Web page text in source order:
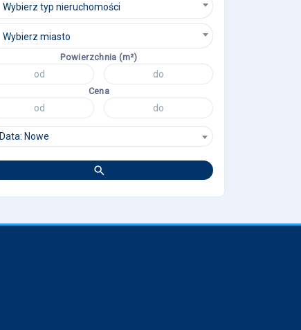
Wybierz typ nieruchomości
Wybierz miasto
Powierzchnia (m²)
Cena
Data: Nowe